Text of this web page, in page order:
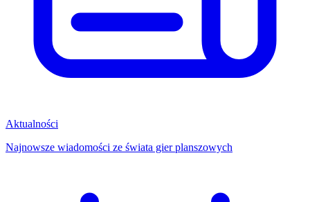
Aktualności
Najnowsze wiadomości ze świata gier planszowych